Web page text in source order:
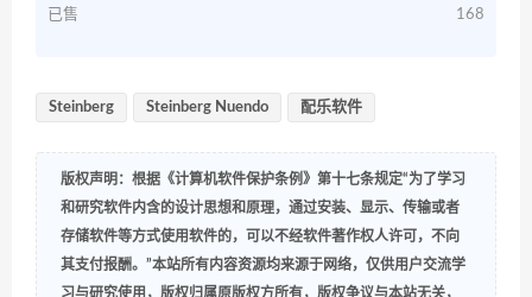
已售 168
Steinberg Steinberg Nuendo 配乐软件
版权声明：根据《计算机软件保护条例》第十七条规定“为了学习
和研究软件内含的设计思想和原理，通过安装、显示、传输或者
存储软件等方式使用软件的，可以不经软件著作权人许可，不向
其支付报酬。”本站所有内容资源均来源于网络，仅供用户交流学
习与研究使用，版权归属原版权方所有，版权争议与本站无关，